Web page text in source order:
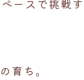
ースで挑戦
育ち。